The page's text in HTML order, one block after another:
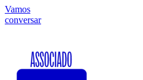
Vamos
conversar